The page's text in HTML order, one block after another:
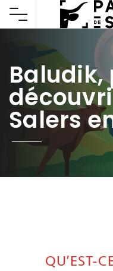
Baludik,
Salers
QU’EST-